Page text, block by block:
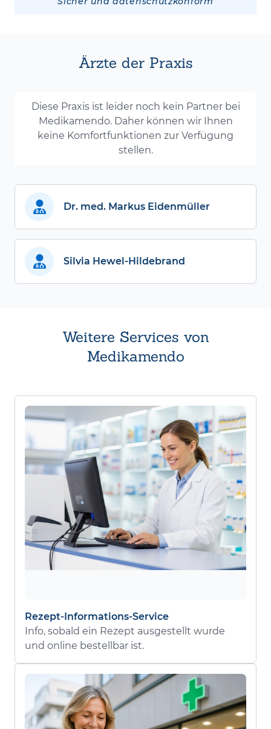
Ärzte der Praxis
Diese Praxis ist leider noch kein Partner bei
Medikamendo. Daher können wir Ihnen
keine Komfortfunktionen zur Verfügung
stellen.
Dr. med. Markus Eidenmüller
Silvia Hewel-Hildebrand
Weitere Services von
Medikamendo
Rezept-Informations-Service
Info, sobald ein Rezept ausgestellt wurde
und online bestellbar ist.